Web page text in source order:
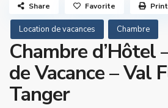
Location de vacances Chambre
Chambre d’Hôtel
de Vacance – Val
Tanger
Share Favorite Print